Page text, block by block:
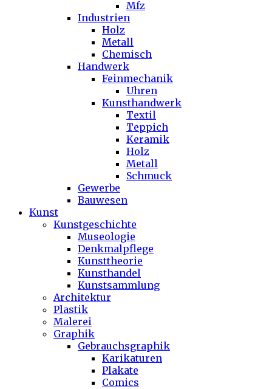
Mfz
Industrien
Holz
Metall
Chemisch
Handwerk
Feinmechanik
Uhren
Kunsthandwerk
Textil
Teppich
Keramik
Holz
Metall
Schmuck
Gewerbe
Bauwesen
Kunst
Kunstgeschichte
Museologie
Denkmalpflege
Kunsttheorie
Kunsthandel
Kunstsammlung
Architektur
Plastik
Malerei
Graphik
Gebrauchsgraphik
Karikaturen
Plakate
Comics